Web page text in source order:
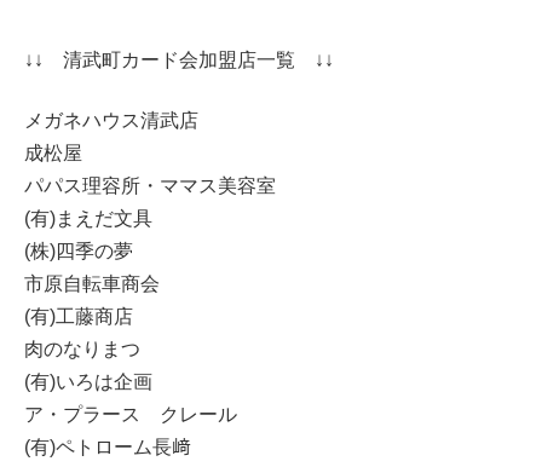
↓↓ 清武町カード会加盟店一覧 ↓↓
メガネハウス清武店
成松屋
パパス理容所・ママス美容室
(有)まえだ文具
(株)四季の夢
市原自転車商会
(有)工藤商店
肉のなりまつ
(有)いろは企画
ア・プラース クレール
(有)ペトローム長﨑